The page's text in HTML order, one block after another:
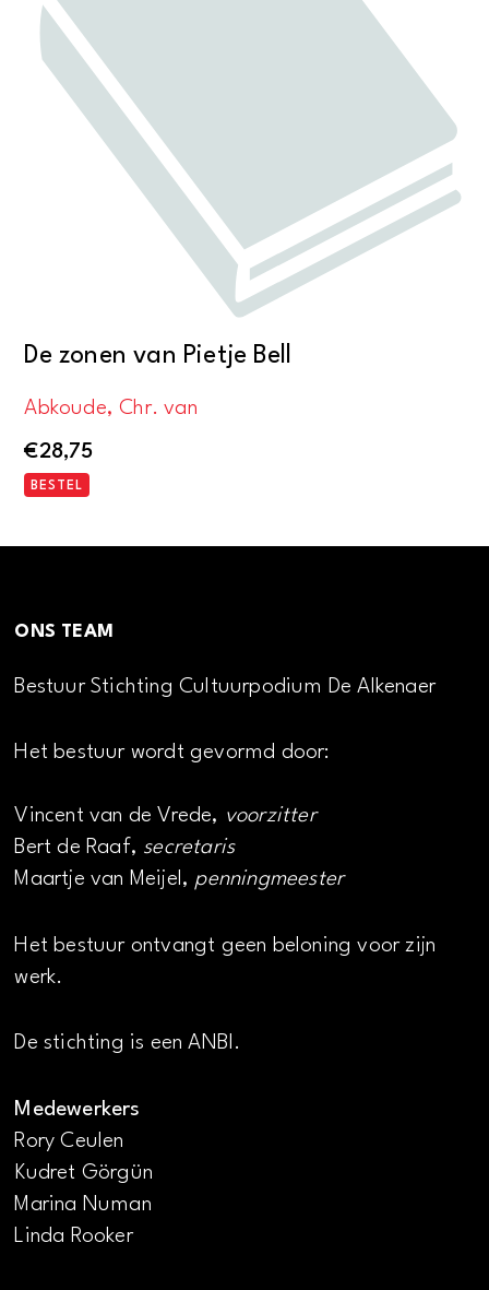
De zonen van Pietje Bell
Abkoude, Chr. van
€28,75
BESTEL
ONS TEAM
Bestuur Stichting Cultuurpodium De Alkenaer
Het bestuur wordt gevormd door:
Vincent van de Vrede, voorzitter
Bert de Raaf, secretaris
Maartje van Meijel, penningmeester
Het bestuur ontvangt geen beloning voor zijn
werk.
De stichting is een ANBI.
Medewerkers
Rory Ceulen
Kudret Görgün
Marina Numan
Linda Rooker